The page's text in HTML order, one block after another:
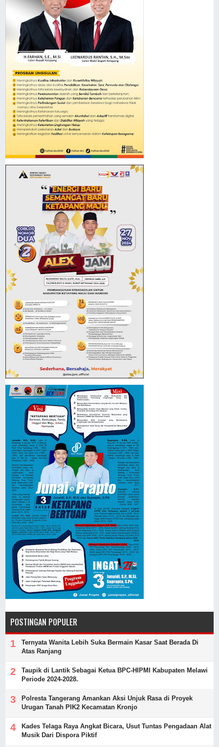
POSTINGAN POPULER
Ternyata Wanita Lebih Suka Bermain Kasar Saat Berada Di
Atas Ranjang
Taupik di Lantik Sebagai Ketua BPC-HIPMI Kabupaten Melawi
Periode 2024-2028.
Polresta Tangerang Amankan Aksi Unjuk Rasa di Proyek
Urugan Tanah PIK2 Kecamatan Kronjo
Kades Telaga Raya Angkat Bicara, Usut Tuntas Pengadaan Alat
Musik Dari Dispora Piktif